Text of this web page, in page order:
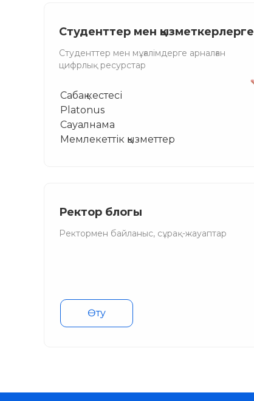
Студенттер мен қызметкерлерге
Студенттер мен мұғалімдерге арналған
цифрлық ресурстар
Сабақ кестесі
Platonus
Сауалнама
Мемлекеттік қызметтер
Ректор блогы
Ректормен байланыс, сұрақ-жауаптар
Өту